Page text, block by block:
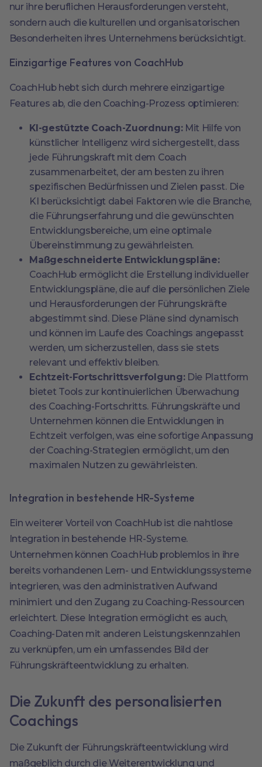
nur ihre beruflichen Herausforderungen versteht,
sondern auch die kulturellen und organisatorischen
Besonderheiten ihres Unternehmens berücksichtigt.
Einzigartige Features von CoachHub
CoachHub hebt sich durch mehrere einzigartige
Features ab, die den Coaching-Prozess optimieren:
KI-gestützte Coach-Zuordnung:Mit Hilfe von
künstlicher Intelligenz wird sichergestellt, dass
jede Führungskraft mit dem Coach
zusammenarbeitet, der am besten zu ihren
spezifischen Bedürfnissen und Zielen passt. Die
KI berücksichtigt dabei Faktoren wie die Branche,
die Führungserfahrung und die gewünschten
Entwicklungsbereiche, um eine optimale
Übereinstimmung zu gewährleisten.
Maßgeschneiderte Entwicklungspläne:
CoachHub ermöglicht die Erstellung individueller
Entwicklungspläne, die auf die persönlichen Ziele
und Herausforderungen der Führungskräfte
abgestimmt sind. Diese Pläne sind dynamisch
und können im Laufe des Coachings angepasst
werden, um sicherzustellen, dass sie stets
relevant und effektiv bleiben.
Echtzeit-Fortschrittsverfolgung:Die Plattform
bietet Tools zur kontinuierlichen Überwachung
des Coaching-Fortschritts. Führungskräfte und
Unternehmen können die Entwicklungen in
Echtzeit verfolgen, was eine sofortige Anpassung
der Coaching-Strategien ermöglicht, um den
maximalen Nutzen zu gewährleisten.
Integration in bestehende HR-Systeme
Ein weiterer Vorteil von CoachHub ist die nahtlose
Integration in bestehende HR-Systeme.
Unternehmen können CoachHub problemlos in ihre
bereits vorhandenen Lern- und Entwicklungssysteme
integrieren, was den administrativen Aufwand
minimiert und den Zugang zu Coaching-Ressourcen
erleichtert. Diese Integration ermöglicht es auch,
Coaching-Daten mit anderen Leistungskennzahlen
zu verknüpfen, um ein umfassendes Bild der
Führungskräfteentwicklung zu erhalten.
Die Zukunft des personalisierten
Coachings
Die Zukunft der Führungskräfteentwicklung wird
maßgeblich durch die Weiterentwicklung und